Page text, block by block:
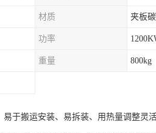
材质 夹板
功率
重量 800kg
于搬运安装、易拆装、用热量调整灵